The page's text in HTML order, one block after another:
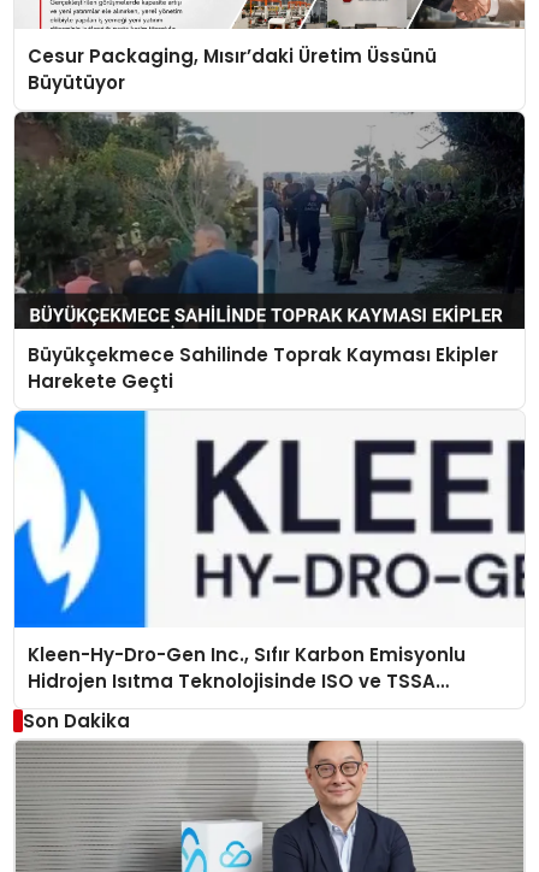
Cesur Packaging, Mısır’daki Üretim Üssünü
Büyütüyor
Büyükçekmece Sahilinde Toprak Kayması Ekipler
Harekete Geçti
Kleen-Hy-Dro-Gen Inc., Sıfır Karbon Emisyonlu
Hidrojen Isıtma Teknolojisinde ISO ve TSSA
Düzenleyici Onaylarını Aldı
Son Dakika